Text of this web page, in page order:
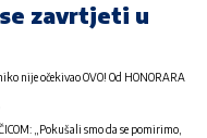
se zavrtjeti u
nije očekivao OVO! Od HONORARA
„Pokušali smo da se pomirimo,